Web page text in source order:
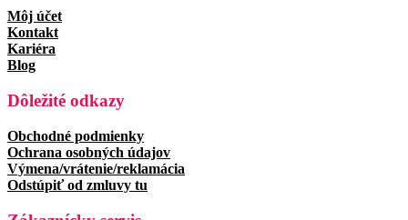
Môj účet
Kontakt
Kariéra
Blog
Dôležité odkazy
Obchodné podmienky
Ochrana osobných údajov
Výmena/vrátenie/reklamácia
Odstúpiť od zmluvy tu